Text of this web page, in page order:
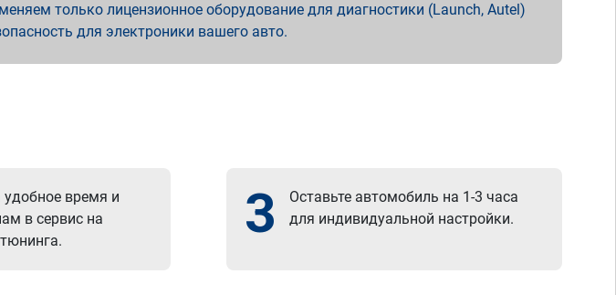
только лицензионное оборудование для диагностики (Launch, Autel)
для электроники вашего авто.
время и
в сервис на
3
Оставьте автомобиль на 1-3 часа
для индивидуальной настройки.